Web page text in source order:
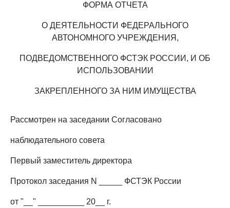
ФОРМА ОТЧЕТА
О ДЕЯТЕЛЬНОСТИ ФЕДЕРАЛЬНОГО
АВТОНОМНОГО УЧРЕЖДЕНИЯ,
ПОДВЕДОМСТВЕННОГО ФСТЭК РОССИИ, И ОБ
ИСПОЛЬЗОВАНИИ
ЗАКРЕПЛЕННОГО ЗА НИМ ИМУЩЕСТВА
Рассмотрен на заседании Согласовано
наблюдательного совета
Первый заместитель директора
Протокол заседания N _____ ФСТЭК России
от "__" __________ 20__ г.